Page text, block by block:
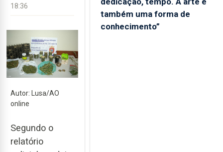
18:36
Autor: Lusa/AO
online
Segundo o
relatório
também uma forma de
conhecimento”